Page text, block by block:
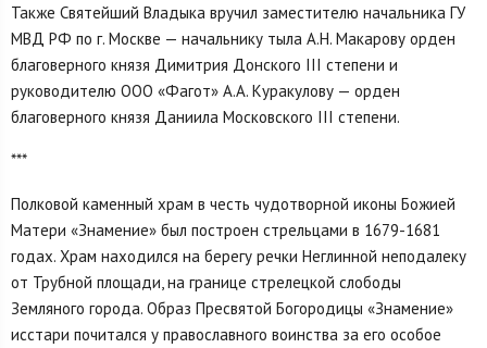
Также Святейший Владыка вручил заместителю начальника ГУ
МВД РФ по г. Москве — начальнику тыла А.Н. Макарову орден
благоверного князя Димитрия Донского III степени и
руководителю ООО «Фагот» А.А. Куракулову — орден
благоверного князя Даниила Московского III степени.
***
Полковой каменный храм в честь чудотворной иконы Божией
Матери «Знамение» был построен стрельцами в 1679-1681
годах. Храм находился на берегу речки Неглинной неподалеку
от Трубной площади, на границе стрелецкой слободы
Земляного города. Образ Пресвятой Богородицы «Знамение»
исстари почитался у православного воинства за его особое